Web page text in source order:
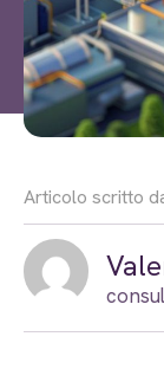
Articolo scritto